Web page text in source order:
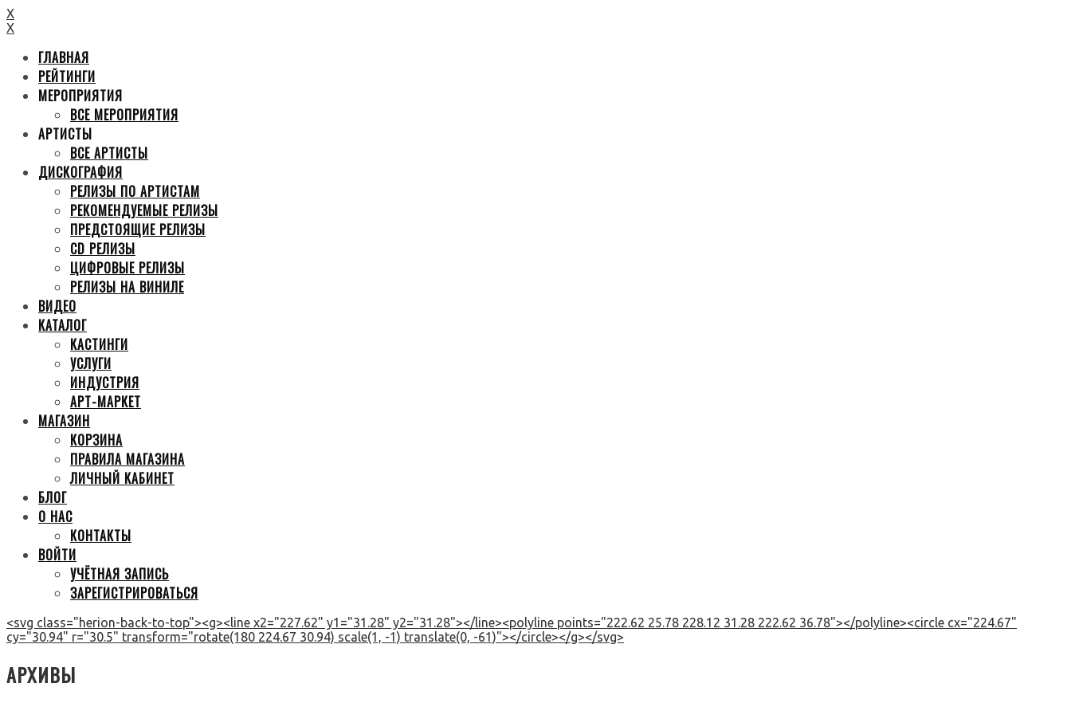
X
X
ГЛАВНАЯ
РЕЙТИНГИ
МЕРОПРИЯТИЯ
ВСЕ МЕРОПРИЯТИЯ
АРТИСТЫ
ВСЕ АРТИСТЫ
ДИСКОГРАФИЯ
РЕЛИЗЫ ПО АРТИСТАМ
РЕКОМЕНДУЕМЫЕ РЕЛИЗЫ
ПРЕДСТОЯЩИЕ РЕЛИЗЫ
CD РЕЛИЗЫ
ЦИФРОВЫЕ РЕЛИЗЫ
РЕЛИЗЫ НА ВИНИЛЕ
ВИДЕО
КАТАЛОГ
КАСТИНГИ
УСЛУГИ
ИНДУСТРИЯ
АРТ-МАРКЕТ
МАГАЗИН
КОРЗИНА
ПРАВИЛА МАГАЗИНА
ЛИЧНЫЙ КАБИНЕТ
БЛОГ
О НАС
КОНТАКТЫ
ВОЙТИ
УЧЁТНАЯ ЗАПИСЬ
ЗАРЕГИСТРИРОВАТЬСЯ
<svg class="herion-back-to-top"><g><line x2="227.62" y1="31.28" y2="31.28"></line><polyline points="222.62 25.78 228.12 31.28 222.62 36.78"></polyline><circle cx="224.67"
cy="30.94" r="30.5" transform="rotate(180 224.67 30.94) scale(1, -1) translate(0, -61)"></circle></g></svg>
АРХИВЫ